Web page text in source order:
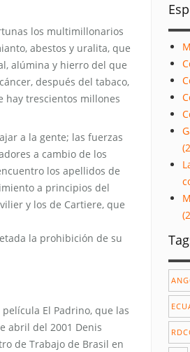
los multimillonarios
abestos y uralita, que
alúmina y hierro del que
después del tabaco,
hay trescientos millones
a la gente; las fuerzas
a cambio de los
los apellidos de
a principios del
y los de Cartiere, que
la prohibición de su
El Padrino, que las
abril del 2001 Denis
de Trabajo de Brasil en